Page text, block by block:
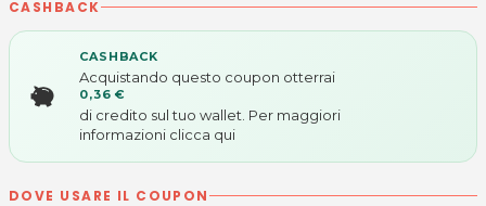
CASHBACK
CASHBACK
Acquistando questo coupon otterrai
0,36 €
di credito sul tuo wallet. Per maggiori
informazioni clicca qui
DOVE USARE IL COUPON